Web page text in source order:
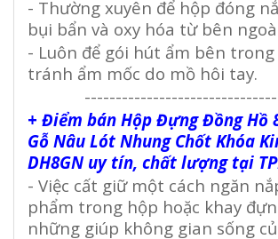
- Thường xuyên để hộp đóng
bụi bẩn và oxy hóa từ bên
- Luôn để gói hút ẩm bên
tránh ẩm mốc do mồ hôi tay.
+ Điểm bán Hộp Đựng Đồng Hồ
Gỗ Nâu Lót Nhung Chốt Khóa
DH8GN uy tín, chất lượng tại
- Việc cất giữ một cách ngăn
phẩm trong hộp hoặc khay
những giúp không gian sống